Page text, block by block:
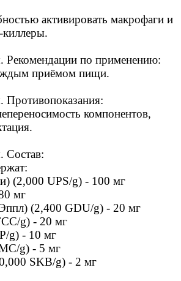
активировать макрофаги и
Рекомендации по применению:
приёмом пищи.
Противопоказания:
компонентов,
Состав:
(2,000 UPS/g) - 100 мг
мг
(2,400 GDU/g) - 20 мг
g) - 20 мг
g) - 10 мг
g) - 5 мг
SKB/g) - 2 мг